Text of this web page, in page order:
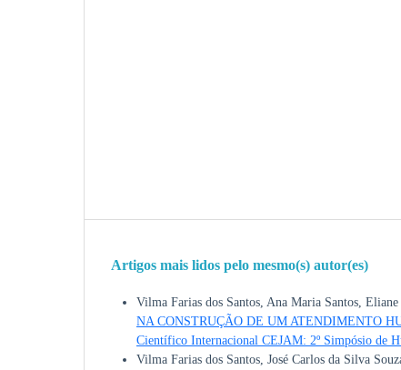
Artigos mais lidos pelo mesmo(s) autor(es)
Vilma Farias dos Santos, Ana Maria Santos,
NA CONSTRUÇÃO DE UM ATENDIMENTO
Científico Internacional CEJAM: 2º Simpósio de
Vilma Farias dos Santos, José Carlos da Silva